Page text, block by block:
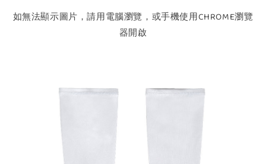
如無法顯示圖片，請用電腦瀏覽，或手機使用CHROME瀏覽
器開啟